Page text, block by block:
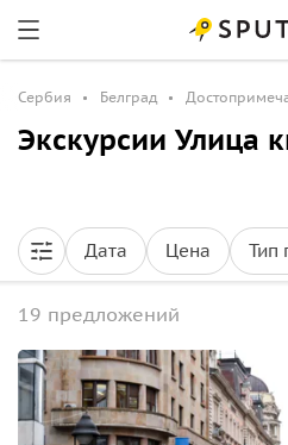
Сербия Белград
Экскурсии Улица
Дата Цена Тип
19 предложений